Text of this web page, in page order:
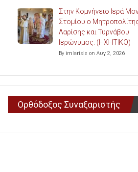
Στην Κομνήνειο Ιερά
Στομίου ο
Λαρίσης και Τυρνάβου
Ιερώνυμος. (ΗΧΗΤΙΚΟ)
By imlarisis on Αυγ 2, 2026
Ορθόδοξος Συναξαριστής